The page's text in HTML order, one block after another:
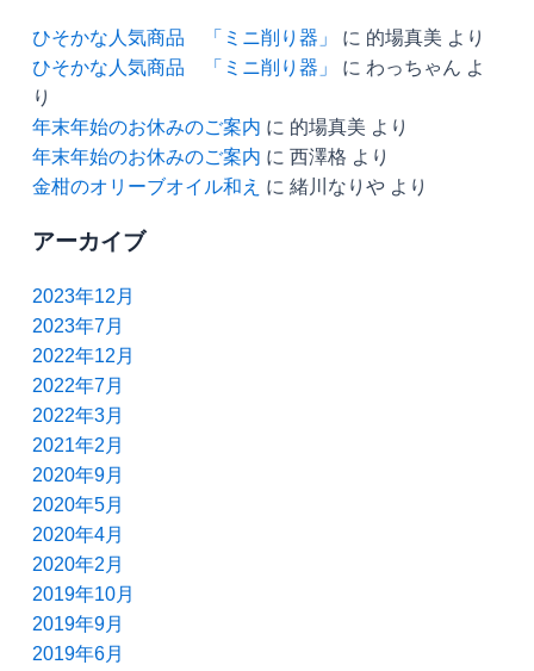
ひそかな人気商品 「ミニ削り器」 に 的場真美 より
ひそかな人気商品 「ミニ削り器」
に わっちゃん よ
り
年末年始のお休みのご案内 に 的場真美 より
年末年始のお休みのご案内 に 西澤格 より
金柑のオリーブオイル和え に 緒川なりや より
アーカイブ
2023年12月
2023年7月
2022年12月
2022年7月
2022年3月
2021年2月
2020年9月
2020年5月
2020年4月
2020年2月
2019年10月
2019年9月
2019年6月